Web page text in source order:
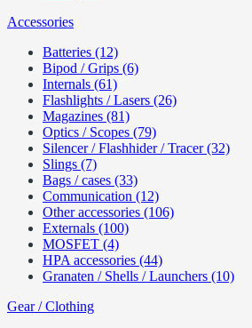
Accessories
Batteries (12)
Bipod / Grips (6)
Internals (61)
Flashlights / Lasers (26)
Magazines (81)
Optics / Scopes (79)
Silencer / Flashhider / Tracer (32)
Slings (7)
Bags / cases (33)
Communication (12)
Other accessories (106)
Externals (100)
MOSFET (4)
HPA accessories (44)
Granaten / Shells / Launchers (10)
Gear / Clothing